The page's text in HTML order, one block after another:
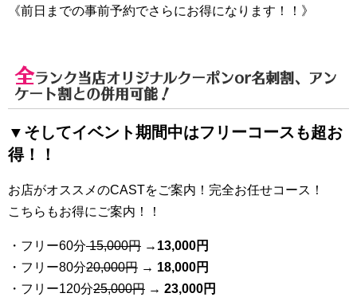
《前日までの事前予約でさらにお得になります！！》
全ランク当店オリジナルクーポンor名刺割、アン
ケート割との併用可能！
▼そしてイベント期間中はフリーコースも超お
得！！
お店がオススメのCASTをご案内！完全お任せコース！
こちらもお得にご案内！！
・フリー60分15,000円 → 13,000円
・フリー80分20,000円 → 18,000円
・フリー120分25,000円 → 23,000円